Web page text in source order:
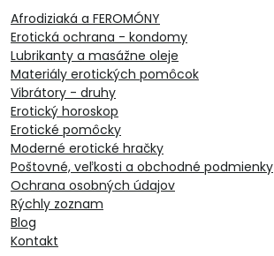
Afrodiziaká a FEROMÓNY
Erotická ochrana - kondomy
Lubrikanty a masážne oleje
Materiály erotických pomôcok
Vibrátory - druhy
Erotický horoskop
Erotické pomôcky
Moderné erotické hračky
Poštovné, veľkosti a obchodné podmienky
Ochrana osobných údajov
Rýchly zoznam
Blog
Kontakt